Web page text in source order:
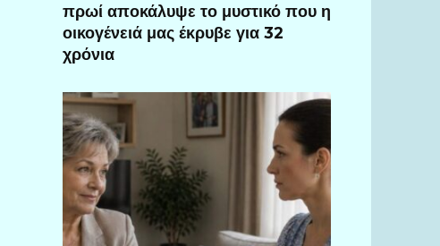
πρωί αποκάλυψε το μυστικό που η
οικογένειά μας έκρυβε για 32
χρόνια